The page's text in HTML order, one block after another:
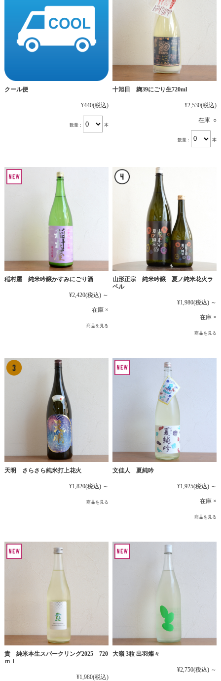
クール便
¥440(税込)
数量： 本
十旭日 麹39にごり生720ml
¥2,530(税込)
在庫 ○
数量： 本
稲村屋 純米吟醸かすみにごり酒
¥2,420(税込) ～
在庫 ×
商品を見る
山形正宗 純米吟醸 夏ノ純米花火ラ
ベル
¥1,980(税込) ～
在庫 ×
商品を見る
天明 さらさら純米打上花火
¥1,820(税込) ～
商品を見る
文佳人 夏純吟
¥1,925(税込) ～
在庫 ×
商品を見る
貴 純米本生スパークリング2025 720
ｍｌ
¥1,980(税込)
大嶺 3粒 出羽燦々
¥2,750(税込) ～